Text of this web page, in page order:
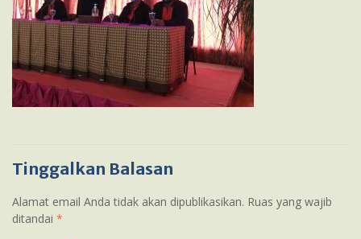
Tinggalkan Balasan
Alamat email Anda tidak akan dipublikasikan. Ruas yang wajib
ditandai *